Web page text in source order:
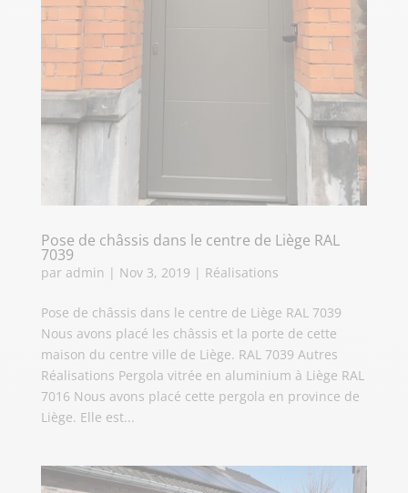
Pose de châssis dans le centre de Liège RAL
7039
par admin | Nov 3, 2019 | Réalisations
Pose de châssis dans le centre de Liège RAL 7039
Nous avons placé les châssis et la porte de cette
maison du centre ville de Liège. RAL 7039 Autres
Réalisations Pergola vitrée en aluminium à Liège RAL
7016 Nous avons placé cette pergola en province de
Liège. Elle est...